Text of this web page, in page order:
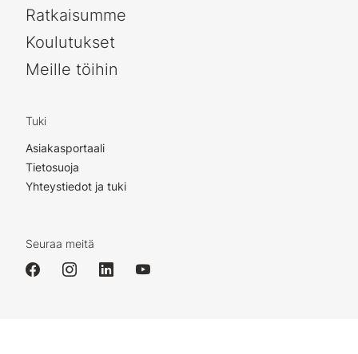
Ratkaisumme
Koulutukset
Meille töihin
Tuki
Asiakasportaali
Tietosuoja
Yhteystiedot ja tuki
Seuraa meitä